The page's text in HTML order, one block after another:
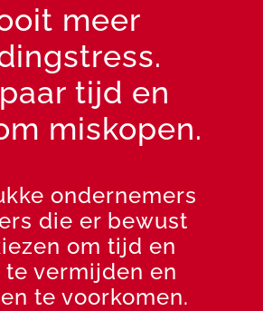
meer
tijd en
miskopen.
ondernemers
die er bewust
om tijd en
te vermijden en
te voorkomen.